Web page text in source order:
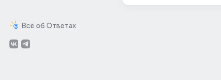
Всё об Ответах